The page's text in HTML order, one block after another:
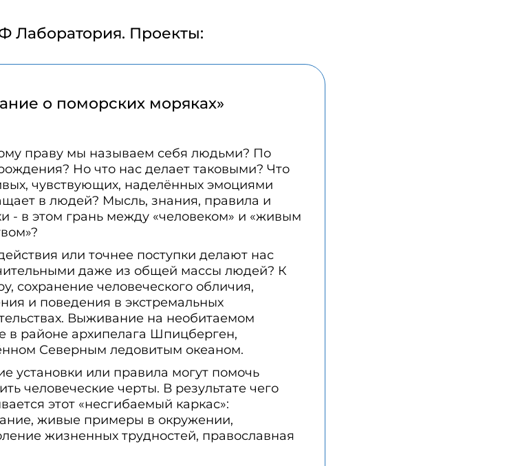
Лаборатория. Проекты:
о поморских моряках»
праву мы называем себя людьми? По
Но что нас делает таковыми? Что
чувствующих, наделённых эмоциями
в людей? Мысль, знания, правила и
- в этом грань между «человеком» и «живым
или точнее поступки делают нас
даже из общей массы людей? К
сохранение человеческого обличия,
и поведения в экстремальных
Выживание на необитаемом
в районе архипелага Шпицберген,
Северным ледовитым океаном.
установки или правила могут помочь
человеческие черты. В результате чего
этот «несгибаемый каркас»:
живые примеры в окружении,
жизненных трудностей, православная